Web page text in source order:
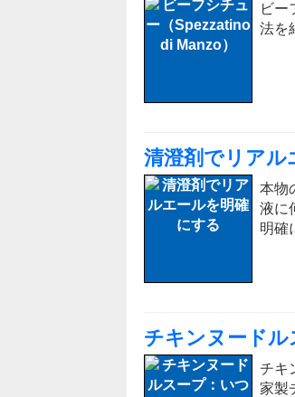
ビー
法を
清澄剤でリアル
本物
液に
明確
チキンヌード
チキ
家製